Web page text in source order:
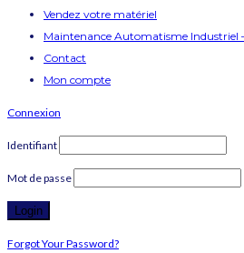
Vendez votre matériel
Maintenance Automatisme
Contact
Mon compte
Connexion
Identifiant
Mot de passe
Forgot Your Password?